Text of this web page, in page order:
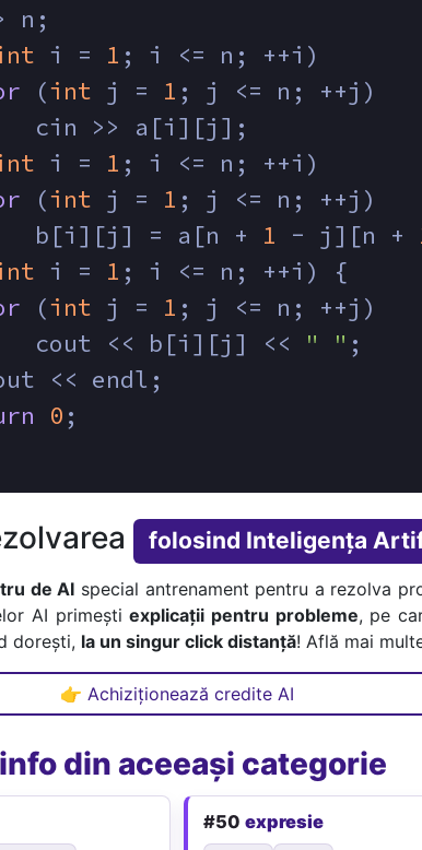
n;
i = 1 ; i <= n; ++i)
(int j = 1 ; j <= n; ++j)
cin >> a[i][j];
i = 1 ; i <= n; ++i)
(int j = 1 ; j <= n; ++j)
b[i][j] = a[n +
1 - j][n +
i = 1 ; i <= n; ++i) {
(int j = 1 ; j <= n; ++j)
cout << b[i][j] <<
" " ;
<< endl;
0 ;
folosind Inteligența
de AI special antrenament pentru a rezolva
AI primeștiexplicații pentru probleme, pe
dorești, la un singur click distanță! Află mai
👉 Achiziționează credite AI
din aceeași categorie
#50 expresie